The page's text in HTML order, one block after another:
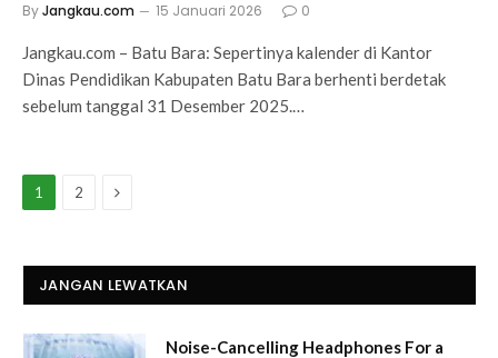
ByJangkau.com 15 Januari 2026 0
Jangkau.com – Batu Bara: Sepertinya kalender di Kantor
Dinas Pendidikan Kabupaten Batu Bara berhenti berdetak
sebelum tanggal 31 Desember 2025.…
1 2 Next
JANGAN LEWATKAN
Noise-Cancelling Headphones For a